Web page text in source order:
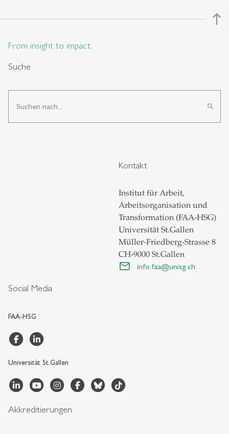
north
From insight to impact.
Suche
search
Social Media
FAA-HSG
Universität St.Gallen
Kontakt
Institut für Arbeit,
Arbeitsorganisation und
Transformation (FAA-HSG)
Universität St.Gallen
Müller-Friedberg-Strasse 8
CH-9000 St.Gallen
info.faa@unisg.ch
Akkreditierungen